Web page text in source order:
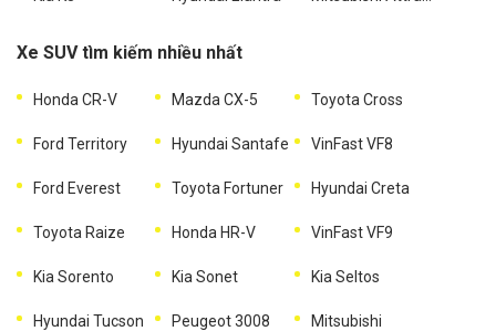
Xe SUV tìm kiếm nhiều nhất
Honda CR-V Mazda CX-5 Toyota Cross
Ford Territory Hyundai Santafe VinFast VF8
Ford Everest Toyota Fortuner Hyundai Creta
Toyota Raize Honda HR-V VinFast VF9
Kia Sorento Kia Sonet Kia Seltos
Hyundai Tucson Peugeot 3008
Mitsubishi